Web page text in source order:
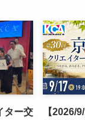
ター交
【2026/